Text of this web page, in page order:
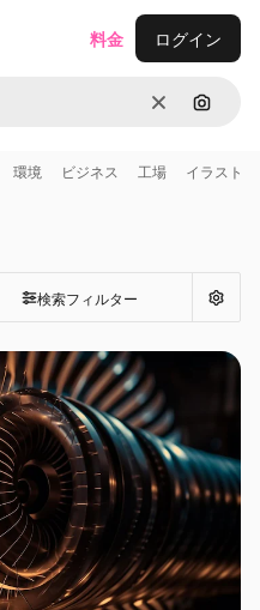
消去 画像で
料金 ログイン
環境 ビジネス 工場 イラスト
検索フィルター